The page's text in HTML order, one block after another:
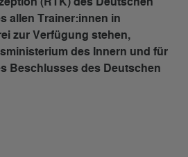
allen Trainer:innen in
zur Verfügung stehen,
des Innern und für
Beschlusses des Deutschen